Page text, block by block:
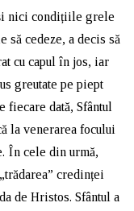
nici condițiile grele
să cedeze, a decis să
cu capul în jos, iar
greutate pe piept
fiecare dată, Sfântul
la venerarea focului
În cele din urmă,
credinței
de Hristos. Sfântul a